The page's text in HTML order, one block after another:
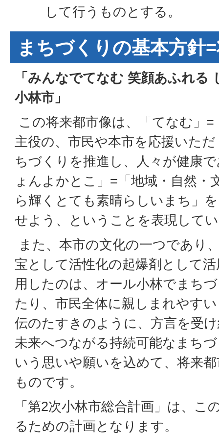
して行うものとする。
まちづくりの基本方針
「みんなでてなむ 笑顔あふれる
小林市」
この将来都市像は、「てなむ」
主役の、市民や本市を応援いた
ちづくりを推進し、人々が健康
ょんよかとこ」=「地域・自然・
ら輝くとても素晴らしいまち」
せよう、ということを表現して
また、本市の文化の一つであり
宝として活性化の起爆剤として
用したのは、オール小林でまち
たり、市民全体に親しまれやす
伝のたすきのように、方言を受
未来へつながる持続可能なまち
いう思いや願いを込めて、将来
ものです。
「第2次小林市総合計画」は、こ
るための計画となります。